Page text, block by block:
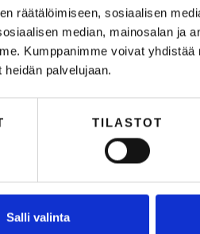
räätälöimiseen, sosiaalisen
median, mainosalan ja
Kumppanimme voivat yhdistää
palvelujaan.
TILASTOT
Salli valinta